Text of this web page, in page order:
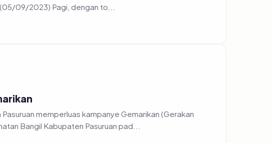
09/2023) Pagi, dengan to...
memperluas kampanye Gemarikan (Gerakan
Bangil Kabupaten Pasuruan pad...